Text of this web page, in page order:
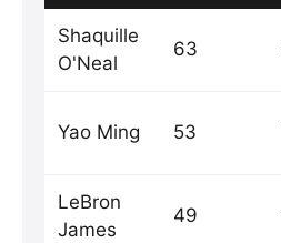
Shaquille
O'Neal
63
Yao Ming 53
LeBron
James
49